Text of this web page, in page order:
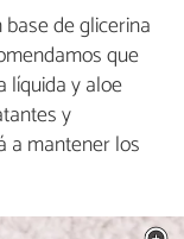
de glicerina
que
líquida y aloe
y
a mantener los